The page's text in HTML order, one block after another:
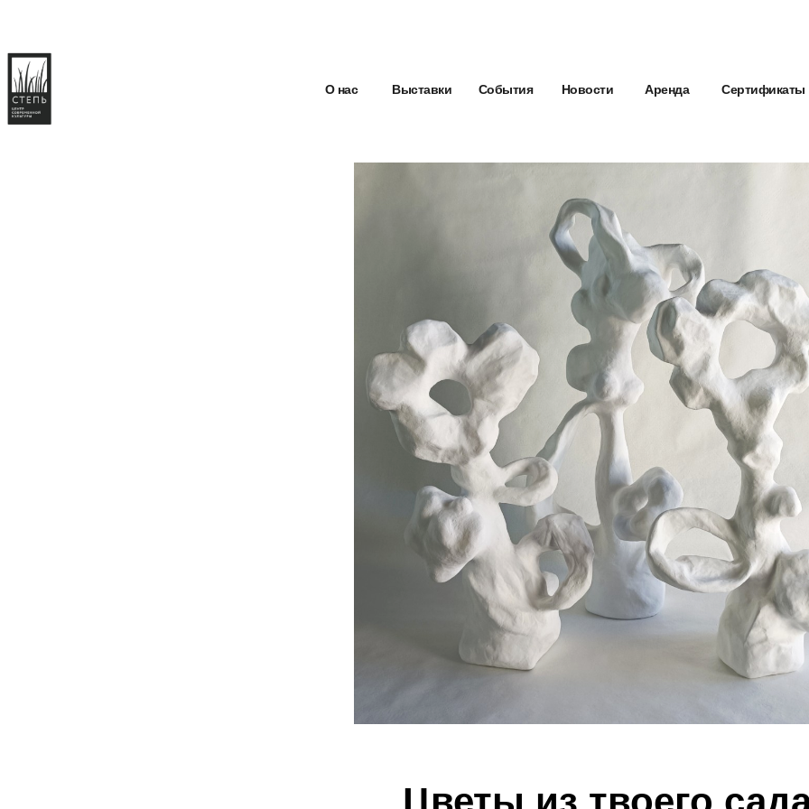
Сертификаты
Аренда
Новости
События
Выставки
О нас